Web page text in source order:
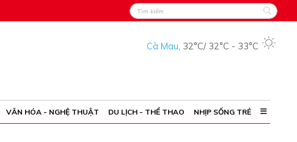
Cà Mau, 32°C/ 32°C - 33°C
VĂN HÓA - NGHỆ THUẬT DU LỊCH - THỂ THAO NHỊP SỐNG TRẺ